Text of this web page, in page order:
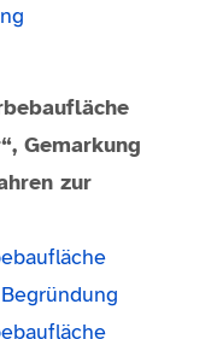
Gemarkung
zur